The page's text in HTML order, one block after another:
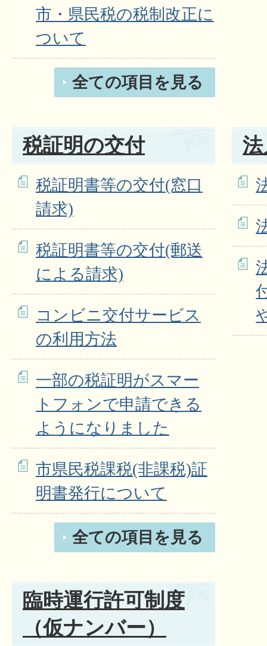
市・県民税の税制改正に
ついて
全ての項目を見る
税証明の交付
税証明書等の交付(窓口
請求)
税証明書等の交付(郵送
による請求)
コンビニ交付サービス
の利用方法
一部の税証明がスマー
トフォンで申請できる
ようになりました
市県民税課税(非課税)証
明書発行について
全ての項目を見る
臨時運行許可制度
（仮ナンバー）